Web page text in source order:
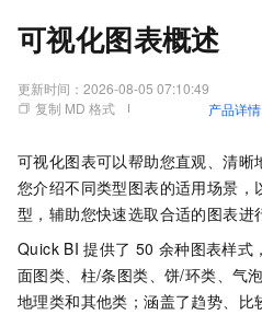
可视化图表概述
更新时间： 2026-08-05 07:10:49
复制 MD 格式
产品详情
可视化图表可以帮助您直观、清
您介绍不同类型图表的适用场景，
型，辅助您快速选取合适的图表进
Quick BI 提供了 50 余种图表样式
面图类、柱/条图类、饼/环类、气
地理类和其他类；涵盖了趋势、